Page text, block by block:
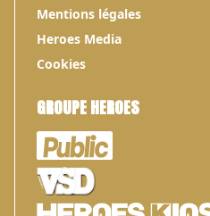
Mentions légales
Heroes Media
Cookies
GROUPE HEROES